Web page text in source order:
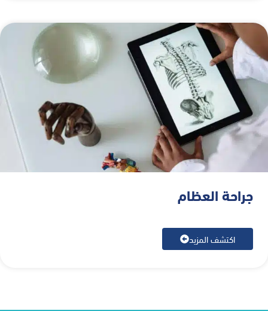
جراحة العظام
اكتشف المزيد